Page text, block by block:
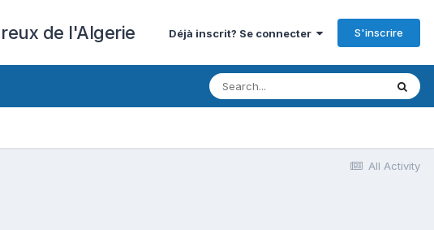
de l'Algerie Déjà inscrit? Se connecter S'inscrire
All Activity